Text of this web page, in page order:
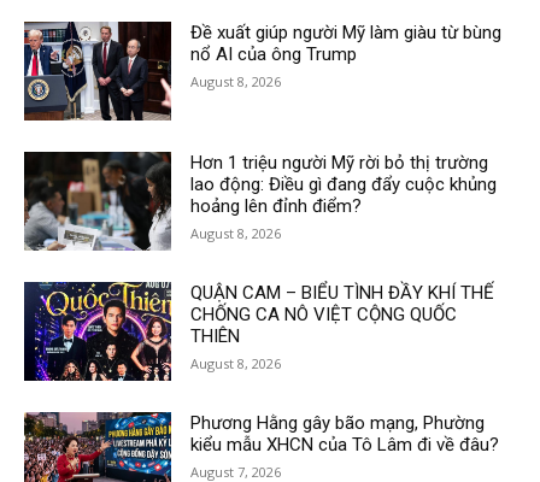
Đề xuất giúp người Mỹ làm giàu từ bùng
nổ AI của ông Trump
August 8, 2026
Hơn 1 triệu người Mỹ rời bỏ thị trường
lao động: Điều gì đang đẩy cuộc khủng
hoảng lên đỉnh điểm?
August 8, 2026
QUẬN CAM – BIỂU TÌNH ĐẦY KHÍ THẾ
CHỐNG CA NÔ VIỆT CỘNG QUỐC
THIÊN
August 8, 2026
Phương Hằng gây bão mạng, Phường
kiểu mẫu XHCN của Tô Lâm đi về đâu?
August 7, 2026